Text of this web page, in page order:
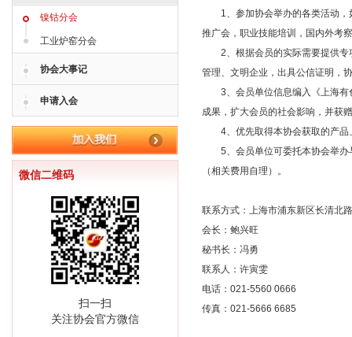
镍钴分会
工业炉窑分会
协会大事记
申请入会
微信二维码
扫一扫
关注协会官方微信
1、参加协会举办的各类活动，
推广会，职业技能培训，国内外考
2、根据会员的实际需要提供专
管理、文明企业，出具公信证明，
3、会员单位信息编入《上海有
成果，扩大会员的社会影响，并获
4、优先取得本协会获取的产品
5、会员单位可委托本协会举办
（相关费用自理）。
联系方式：上海市浦东新区长清北
会长：鲍兴旺
秘书长：冯勇
联系人：许寅雯
电话：021-5560 0666
传真：021-5666 6685